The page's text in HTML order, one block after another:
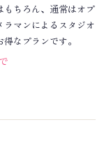
もちろん、通常はオプ
マンによるスタジオ
なプランです。